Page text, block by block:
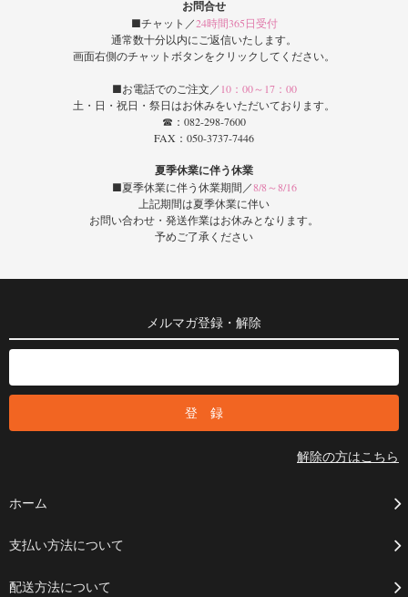
お問合せ
■チャット／24時間365日受付
通常数十分以内にご返信いたします。
画面右側のチャットボタンをクリックしてください。
■お電話でのご注文／ 10：00～17：00
土・日・祝日・祭日はお休みをいただいております。
☎：082-298-7600
FAX：050-3737-7446
夏季休業に伴う休業
■夏季休業に伴う休業期間／8/8～8/16
上記期間は夏季休業に伴い
お問い合わせ・発送作業はお休みとなります。
予めご了承ください
メルマガ登録・解除
解除の方はこちら
ホーム
支払い方法について
配送方法について